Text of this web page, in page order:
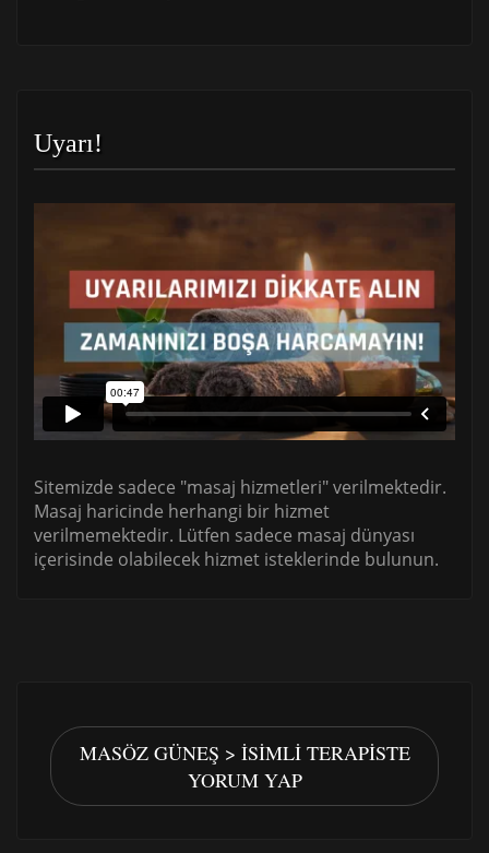
Uyarı!
Sitemizde sadece "masaj hizmetleri" verilmektedir.
Masaj haricinde herhangi bir hizmet
verilmemektedir. Lütfen sadece masaj dünyası
içerisinde olabilecek hizmet isteklerinde bulunun.
MASÖZ GÜNEŞ > İSIMLI TERAPISTE
YORUM YAP